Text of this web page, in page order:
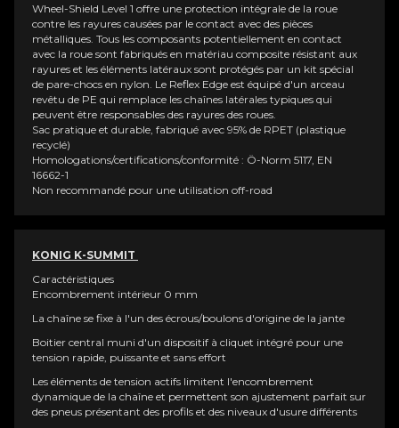
Wheel-Shield Level 1 offre une protection intégrale de la roue
contre les rayures causées par le contact avec des pièces
métalliques. Tous les composants potentiellement en contact
avec la roue sont fabriqués en matériau composite résistant aux
rayures et les éléments latéraux sont protégés par un kit spécial
de pare-chocs en nylon. Le Reflex Edge est équipé d'un arceau
revêtu de PE qui remplace les chaînes latérales typiques qui
peuvent être responsables des rayures des roues.
Sac pratique et durable, fabriqué avec 95% de RPET (plastique
recyclé)
Homologations/certifications/conformité : Ö-Norm 5117, EN
16662-1
Non recommandé pour une utilisation off-road
KONIG K-SUMMIT
Caractéristiques
Encombrement intérieur 0 mm
La chaîne se fixe à l'un des écrous/boulons d'origine de la jante
Boitier central muni d'un dispositif à cliquet intégré pour une
tension rapide, puissante et sans effort
Les éléments de tension actifs limitent l'encombrement
dynamique de la chaîne et permettent son ajustement parfait sur
des pneus présentant des profils et des niveaux d'usure différents